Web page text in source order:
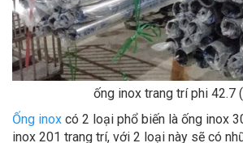
ống inox trang trí phi 42.7
Ống inox có 2 loại phổ biến là ống inox
inox 201 trang trí, với 2 loại này sẽ có